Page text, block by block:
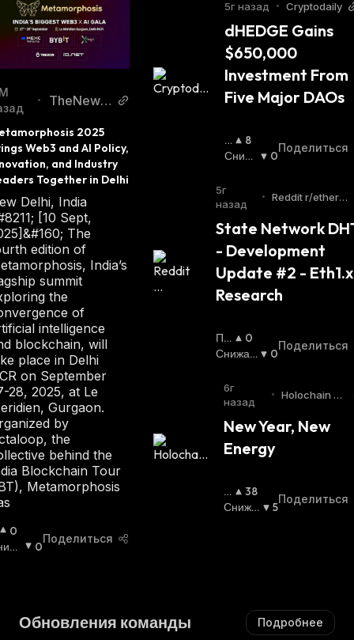
•
TheNews
2025
Web3 and AI Policy,
and Industry
Together in Delhi
Delhi, India
[10 Sept,
The
edition of
India’s
summit
the
of
intelligence
blockchain, will
place in Delhi
on September
28, 2025, at Le
Gurgaon.
by
the
behind the
Blockchain Tour
Metamorphosis
0
0
Поделиться
5г назад • Cryptodaily
dHEDGE Gains
$650,000
Investment From
Five Major DAOs
П
О
Ы
Ш
Ю
Щ
И
Й
С
8
Сниж
Йся
0
Поделиться
5г
назад
• Reddit r/ethere
State Network
- Development
Update #2 - Eth1.x
Research
По
Вы
Ю
Щи
0
Снижа
:
0
Поделиться
6г
назад
•
Holochain Bl
New Year, New
Energy
П
О
38
Снижа
5
Поделиться
Обновления команды Подробнее